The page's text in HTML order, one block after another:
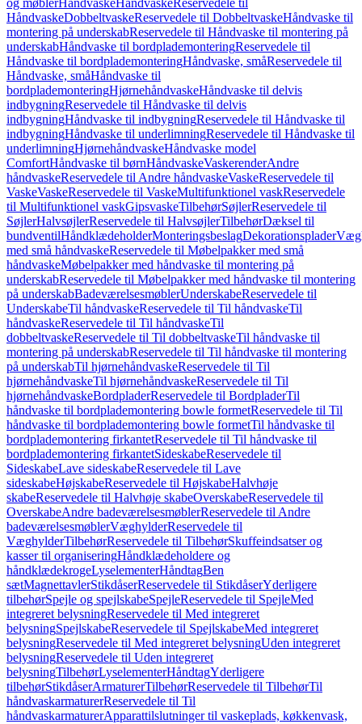
og møblerHåndvaskeHåndvaskeReservedele til
HåndvaskeDobbeltvaskeReservedele til DobbeltvaskeHåndvaske til
montering på underskabReservedele til Håndvaske til montering på
underskabHåndvaske til bordplademonteringReservedele til
Håndvaske til bordplademonteringHåndvaske, småReservedele til
Håndvaske, småHåndvaske til
bordplademonteringHjørnehåndvaskeHåndvaske til delvis
indbygningReservedele til Håndvaske til delvis
indbygningHåndvaske til indbygningReservedele til Håndvaske til
indbygningHåndvaske til underlimningReservedele til Håndvaske til
underlimningHjørnehåndvaskeHåndvaske model
ComfortHåndvaske til børnHåndvaskeVaskerenderAndre
håndvaskeReservedele til Andre håndvaskeVaskeReservedele til
VaskeVaskeReservedele til VaskeMultifunktionel vaskReservedele
til Multifunktionel vaskGipsvaskeTilbehørSøjlerReservedele til
SøjlerHalvsøjlerReservedele til HalvsøjlerTilbehørDæksel til
bundventilHåndklædeholderMonteringsbeslagDekorationsplader
med små håndvaskeReservedele til Møbelpakker med små
håndvaskeMøbelpakker med håndvaske til montering på
underskabReservedele til Møbelpakker med håndvaske til montering
på underskabBadeværelsesmøblerUnderskabeReservedele til
UnderskabeTil håndvaskeReservedele til Til håndvaskeTil
håndvaskeReservedele til Til håndvaskeTil
dobbeltvaskeReservedele til Til dobbeltvaskeTil håndvaske til
montering på underskabReservedele til Til håndvaske til montering
på underskabTil hjørnehåndvaskeReservedele til Til
hjørnehåndvaskeTil hjørnehåndvaskeReservedele til Til
hjørnehåndvaskeBordpladerReservedele til BordpladerTil
håndvaske til bordplademontering bowle formetReservedele til Til
håndvaske til bordplademontering bowle formetTil håndvaske til
bordplademontering firkantetReservedele til Til håndvaske til
bordplademontering firkantetSideskabeReservedele til
SideskabeLave sideskabeReservedele til Lave
sideskabeHøjskabeReservedele til HøjskabeHalvhøje
skabeReservedele til Halvhøje skabeOverskabeReservedele til
OverskabeAndre badeværelsesmøblerReservedele til Andre
badeværelsesmøblerVæghylderReservedele til
VæghylderTilbehørReservedele til TilbehørSkuffeindsatser og
kasser til organiseringHåndklædeholdere og
håndklædekrogeLyselementerHåndtagBen
sætMagnettavlerStikdåserReservedele til StikdåserYderligere
tilbehørSpejle og spejlskabeSpejleReservedele til SpejleMed
integreret belysningReservedele til Med integreret
belysningSpejlskabeReservedele til SpejlskabeMed integreret
belysningReservedele til Med integreret belysningUden integreret
belysningReservedele til Uden integreret
belysningTilbehørLyselementerHåndtagYderligere
tilbehørStikdåserArmaturerTilbehørReservedele til TilbehørTil
håndvaskarmaturerReservedele til Til
håndvaskarmaturerApparattilslutninger til vaskeplads, køkkenvask,